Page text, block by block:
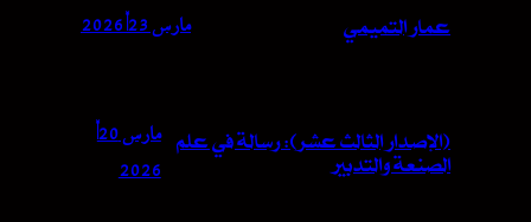
عمار التميمي مارس 23, 2026
(الإصدار الثالث عشر): رسالة في علم
الصنعة والتدبير
مارس 20,
2026